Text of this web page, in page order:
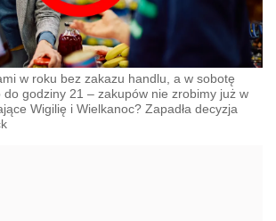
w roku bez zakazu handlu, a w sobotę
godziny 21 – zakupów nie zrobimy już w
Wigilię i Wielkanoc? Zapadła decyzja